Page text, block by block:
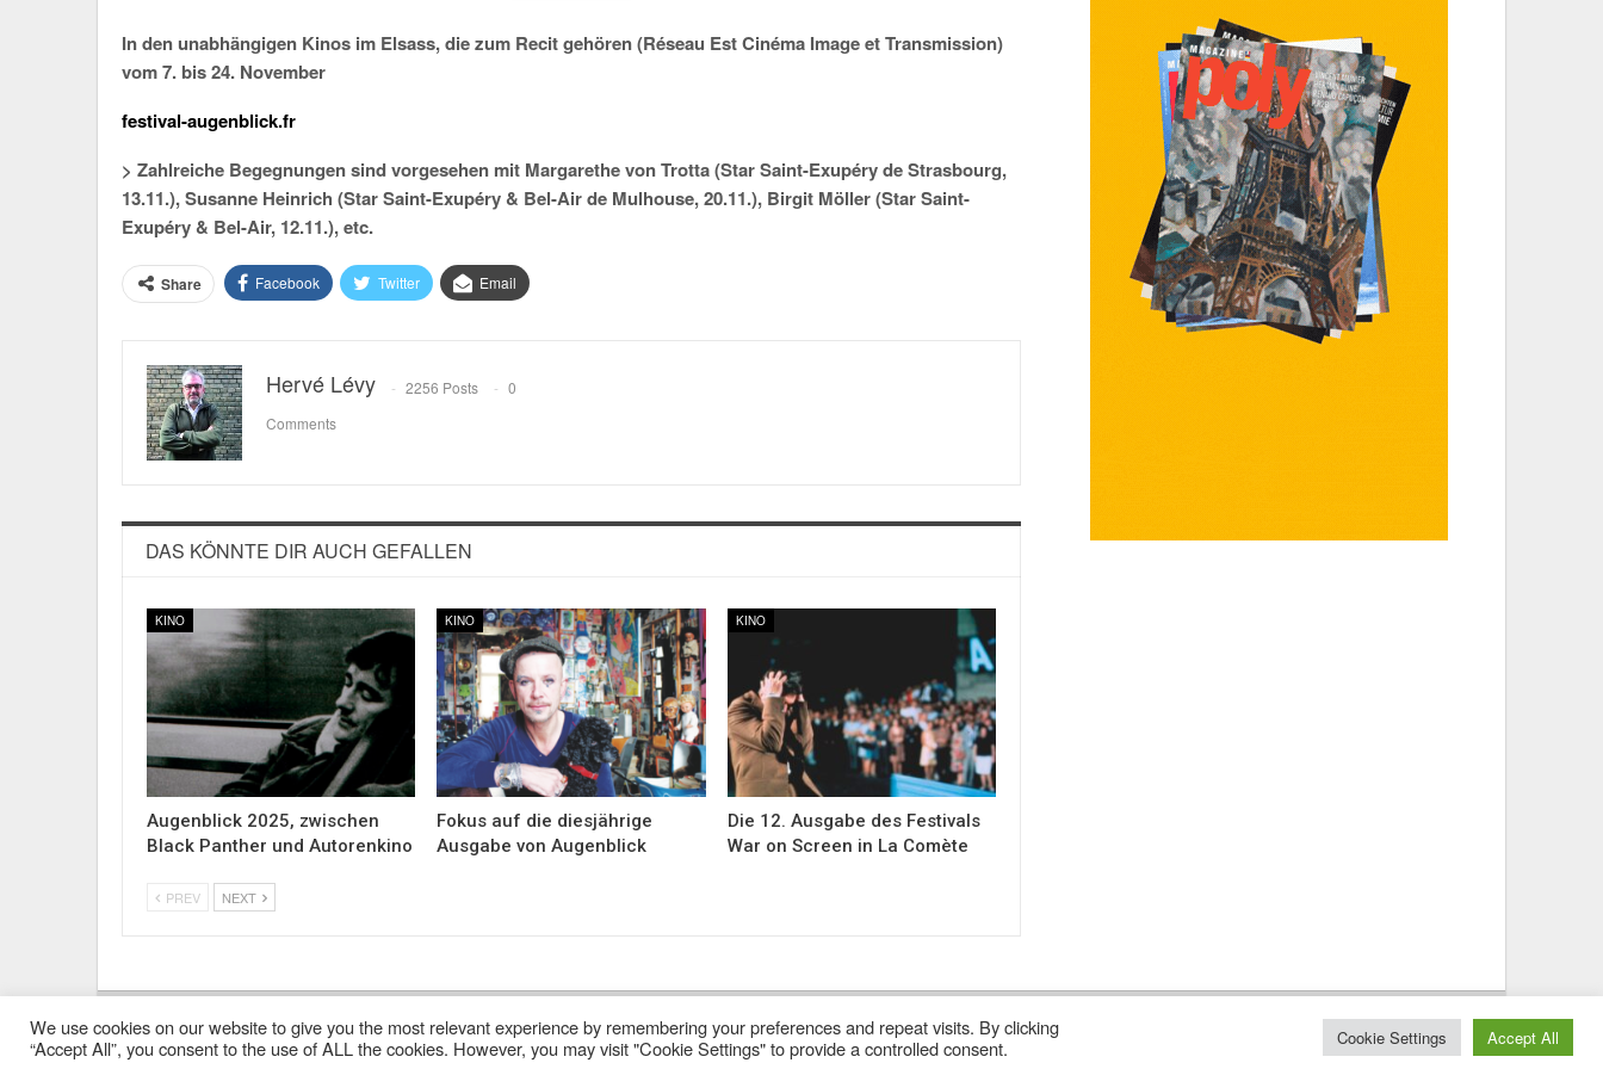
In den unabhängigen Kinos im Elsass, die zum Recit gehören (Réseau Est Cinéma Image et Transmission)
vom 7. bis 24. November
festival-augenblick.fr
> Zahlreiche Begegnungen sind vorgesehen mit Margarethe von Trotta (Star Saint-Exupéry de Strasbourg,
13.11.), Susanne Heinrich (Star Saint-Exupéry & Bel-Air de Mulhouse, 20.11.), Birgit Möller (Star Saint-
Exupéry & Bel-Air, 12.11.), etc.
Share Facebook Twitter Email
Hervé Lévy 2256 Posts
0
Comments
DAS KÖNNTE DIR AUCH GEFALLEN
KINO
Augenblick 2025, zwischen
Black Panther und Autorenkino
KINO
Fokus auf die diesjährige
Ausgabe von Augenblick
KINO
Die 12. Ausgabe des Festivals
War on Screen in La Comète
PREV NEXT
Impressum Kontakt Alle Ausgaben Lesen POLY Abonnieren Wer Sind Wir ? © 2025 – Magazine Poly – BKN
We use cookies on our website to give you the most relevant experience by remembering your preferences and repeat visits. By clicking
“Accept All”, you consent to the use of ALL the cookies. However, you may visit "Cookie Settings" to provide a controlled consent.
Cookie Settings Accept All